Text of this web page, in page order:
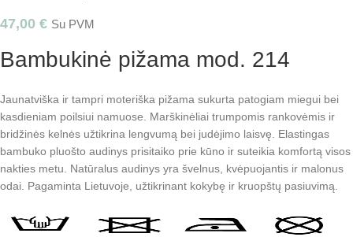
47,00 € Su PVM
Bambukinė pižama mod. 214
Jaunatviška ir tampri moteriška pižama sukurta patogiam miegui bei
kasdieniam poilsiui namuose. Marškinėliai trumpomis rankovėmis ir
bridžinės kelnės užtikrina lengvumą bei judėjimo laisvę. Elastingas
bambuko pluošto audinys prisitaiko prie kūno ir suteikia komfortą visos
nakties metu. Natūralus audinys yra švelnus, kvėpuojantis ir malonus
odai. Pagaminta Lietuvoje, užtikrinant kokybę ir kruopštų pasiuvimą.